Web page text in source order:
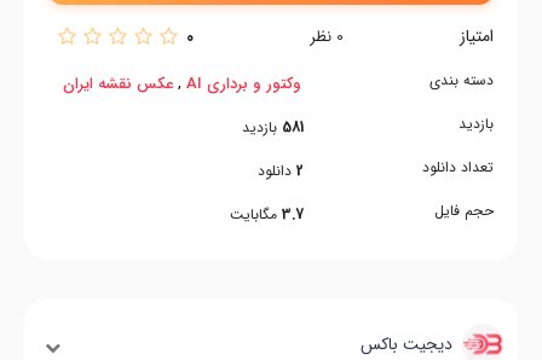
امتیاز 0 نظر 0
دسته بندی
بازدید
تعداد دانلود
حجم فایل
وکتور و برداری AI , عکس نقشه ایران
581 بازدید
2 دانلود
3.7 مگابایت
دیجیت باکس